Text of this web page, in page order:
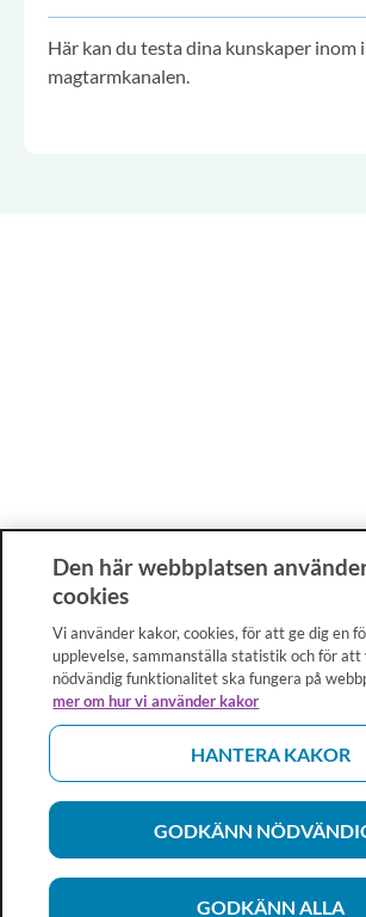
Här kan du testa dina kunskaper inom
magtarmkanalen.
Den här webbplatsen
cookies
Vi använder kakor, cookies, för att ge dig en
upplevelse, sammanställa statistik och för att
nödvändig funktionalitet ska fungera på
mer om hur vi använder kakor
HANTERA KAKOR
GODKÄNN
GODKÄNN ALLA